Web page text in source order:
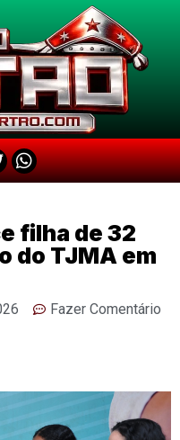
filha de 32
do TJMA em
Fazer Comentário